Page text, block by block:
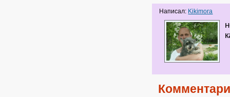
Написал: Kikimora